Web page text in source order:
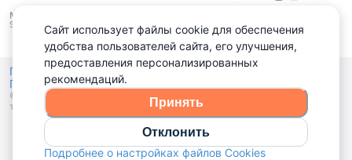
Политика конфиденциальности,
Политика обработки файлов куки
© 2015 - 2026, Domovita.by. Копирование материалов допускается
только при наличии активной ссылки.
Сайт использует файлы cookie для обеспечения
удобства пользователей сайта, его улучшения,
предоставления персонализированных
рекомендаций.
Принять
Отклонить
Подробнее о настройках файлов Cookies